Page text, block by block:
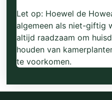
Let op: Hoewel de
algemeen als niet-giftig
altijd raadzaam om
houden van
te voorkomen.